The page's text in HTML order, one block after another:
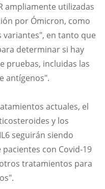
ampliamente utilizadas
por Ómicron, como
en tanto que
determinar si hay
pruebas, incluidas las
antígenos".
actuales, el
y los
seguirán siendo
con Covid-19
tratamientos para